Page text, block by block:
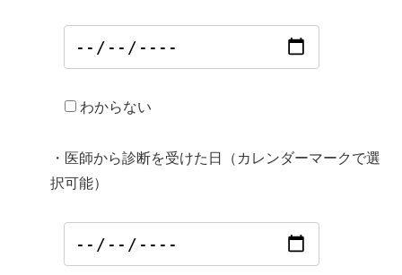
わからない
・医師から診断を受けた日（カレンダーマークで選
択可能）